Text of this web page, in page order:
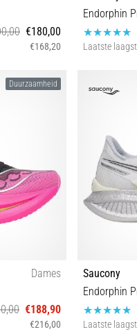
€180,00
€168,20
Endorphin
Laatste
41
Duurzaamheid
Dames
€188,90
€216,00
Saucony
Endorphin
Laatste